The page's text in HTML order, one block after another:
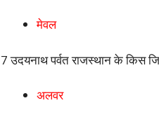
मेवल
7 उदयनाथ पर्वत राजस्थान के किस
अलवर